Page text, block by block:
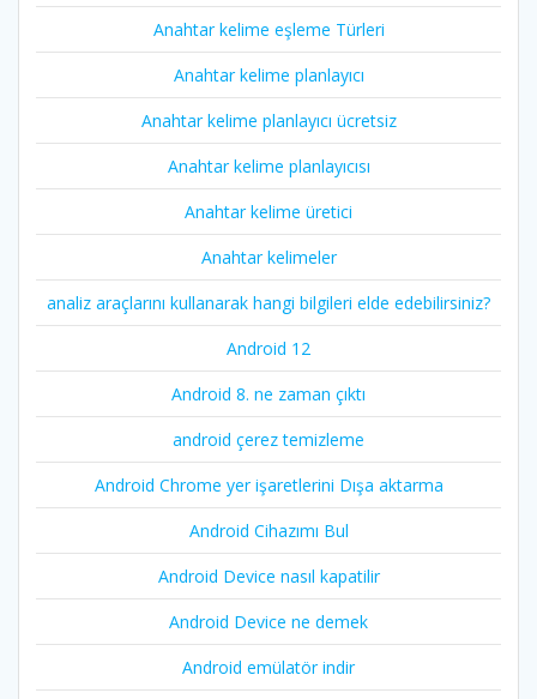
Anahtar kelime eşleme Türleri
Anahtar kelime planlayıcı
Anahtar kelime planlayıcı ücretsiz
Anahtar kelime planlayıcısı
Anahtar kelime üretici
Anahtar kelimeler
analiz araçlarını kullanarak hangi bilgileri elde edebilirsiniz?
Android 12
Android 8. ne zaman çıktı
android çerez temizleme
Android Chrome yer işaretlerini Dışa aktarma
Android Cihazımı Bul
Android Device nasıl kapatilir
Android Device ne demek
Android emülatör indir